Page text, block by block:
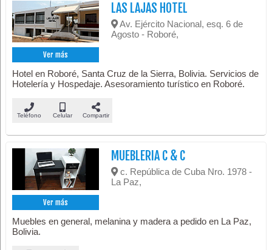
Ver más
LAS LAJAS HOTEL
Av. Ejército Nacional, esq. 6 de
Agosto - Roboré,
Hotel en Roboré, Santa Cruz de la Sierra, Bolivia. Servicios de
Hotelería y Hospedaje. Asesoramiento turístico en Roboré.
Teléfono Celular Compartir
Ver más
MUEBLERIA C & C
c. República de Cuba Nro. 1978 -
La Paz,
Muebles en general, melanina y madera a pedido en La Paz,
Bolivia.